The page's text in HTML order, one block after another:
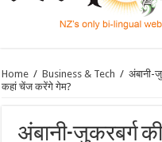
Home / Business & Tech / अंबानी-
कहां चेंज करेंगे गेम?
अंबानी-जुकरबर्ग